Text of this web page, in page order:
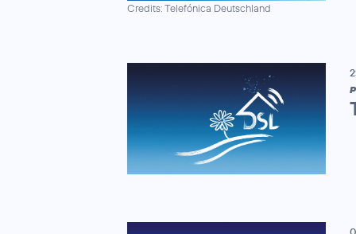
Credits: Telefónica Deutschland